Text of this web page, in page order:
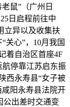
鼠”（广州日
日启程前往中
立异以及收集扶
关心”，‌10月我国
着自治区首座4F
停靠江苏启东振
西永寿县“女子被
咸阳永寿县法院开
公出差时交通变